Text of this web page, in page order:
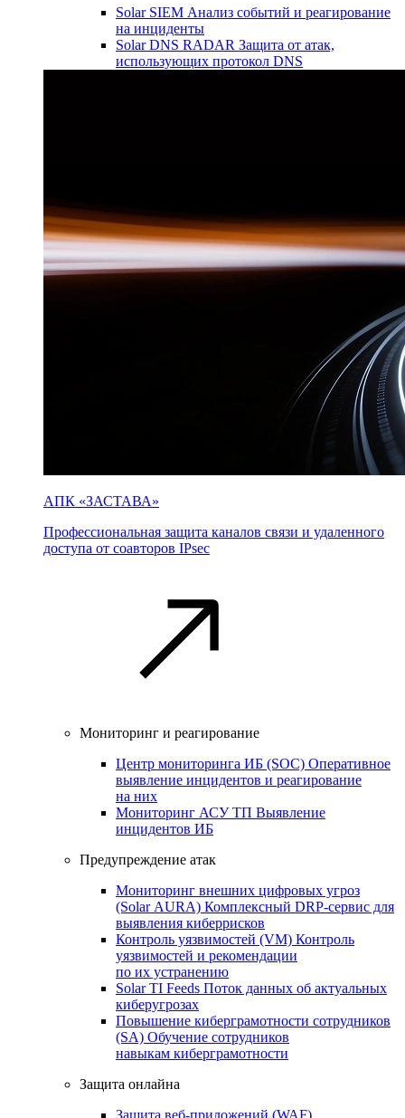
Solar SIEM Анализ событий и реагирование
на инциденты
Solar DNS RADAR Защита от атак,
использующих протокол DNS
АПК «ЗАСТАВА»
Профессиональная защита каналов связи и удаленного
доступа от соавторов IPsec
Мониторинг и реагирование
Центр мониторинга ИБ (SOC) Оперативное
выявление инцидентов и реагирование
на них
Мониторинг АСУ ТП Выявление
инцидентов ИБ
Предупреждение атак
Мониторинг внешних цифровых угроз
(Solar AURA) Комплексный DRP-сервис для
выявления киберрисков
Контроль уязвимостей (VM) Контроль
уязвимостей и рекомендации
по их устранению
Solar TI Feeds Поток данных об актуальных
киберугрозах
Повышение киберграмотности сотрудников
(SA) Обучение сотрудников
навыкам киберграмотности
Защита онлайна
Защита веб-приложений (WAF)